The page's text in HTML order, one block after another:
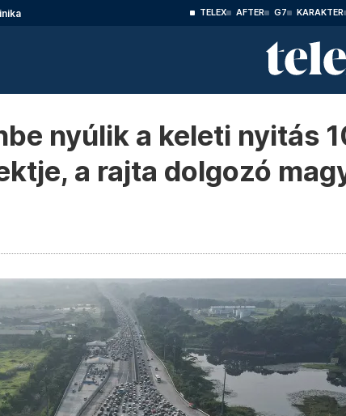
TELEX AFTER G7 KARAKTER
nyúlik a keleti nyitás
a rajta dolgozó